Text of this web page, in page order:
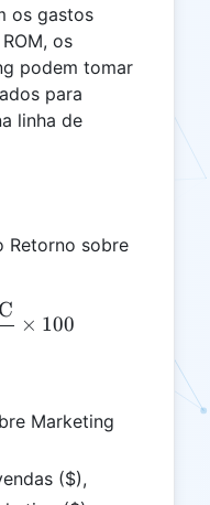
os gastos
os
podem tomar
para
linha de
Retorno sobre
=
× 100
Marketing
($),